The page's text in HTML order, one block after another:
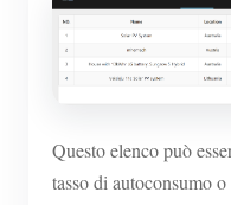
Questo elenco può
tasso di autoconsumo